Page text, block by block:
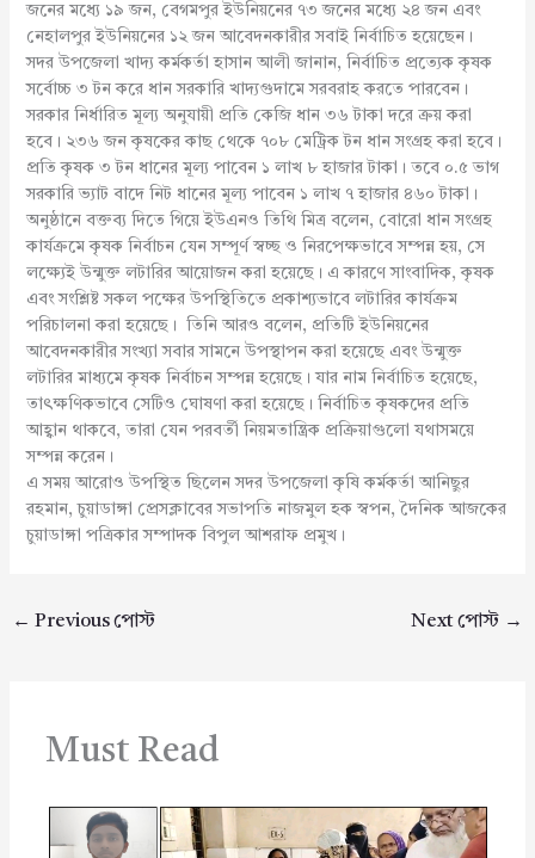
জনের মধ্যে ১৯ জন, বেগমপুর ইউনিয়নের ৭৩ জনের মধ্যে ২৪ জন এবং
নেহালপুর ইউনিয়নের ১২ জন আবেদনকারীর সবাই নির্বাচিত হয়েছেন।
সদর উপজেলা খাদ্য কর্মকর্তা হাসান আলী জানান, নির্বাচিত প্রত্যেক কৃষক
সর্বোচ্চ ৩ টন করে ধান সরকারি খাদ্যগুদামে সরবরাহ করতে পারবেন।
সরকার নির্ধারিত মূল্য অনুযায়ী প্রতি কেজি ধান ৩৬ টাকা দরে ক্রয় করা
হবে। ২৩৬ জন কৃষকের কাছ থেকে ৭০৮ মেট্রিক টন ধান সংগ্রহ করা হবে।
প্রতি কৃষক ৩ টন ধানের মূল্য পাবেন ১ লাখ ৮ হাজার টাকা। তবে ০.৫ ভাগ
সরকারি ভ্যাট বাদে নিট ধানের মূল্য পাবেন ১ লাখ ৭ হাজার ৪৬০ টাকা।
অনুষ্ঠানে বক্তব্য দিতে গিয়ে ইউএনও তিথি মিত্র বলেন, বোরো ধান সংগ্রহ
কার্যক্রমে কৃষক নির্বাচন যেন সম্পূর্ণ স্বচ্ছ ও নিরপেক্ষভাবে সম্পন্ন হয়, সে
লক্ষ্যেই উন্মুক্ত লটারির আয়োজন করা হয়েছে। এ কারণে সাংবাদিক, কৃষক
এবং সংশ্লিষ্ট সকল পক্ষের উপস্থিতিতে প্রকাশ্যভাবে লটারির কার্যক্রম
পরিচালনা করা হয়েছে। তিনি আরও বলেন, প্রতিটি ইউনিয়নের
আবেদনকারীর সংখ্যা সবার সামনে উপস্থাপন করা হয়েছে এবং উন্মুক্ত
লটারির মাধ্যমে কৃষক নির্বাচন সম্পন্ন হয়েছে। যার নাম নির্বাচিত হয়েছে,
তাৎক্ষণিকভাবে সেটিও ঘোষণা করা হয়েছে। নির্বাচিত কৃষকদের প্রতি
আহ্বান থাকবে, তারা যেন পরবর্তী নিয়মতান্ত্রিক প্রক্রিয়াগুলো যথাসময়ে
সম্পন্ন করেন।
এ সময় আরোও উপস্থিত ছিলেন সদর উপজেলা কৃষি কর্মকর্তা আনিছুর
রহমান, চুয়াডাঙ্গা প্রেসক্লাবের সভাপতি নাজমুল হক স্বপন, দৈনিক আজকের
চুয়াডাঙ্গা পত্রিকার সম্পাদক বিপুল আশরাফ প্রমুখ।
← Previous পোস্ট Next পোস্ট →
Must Read